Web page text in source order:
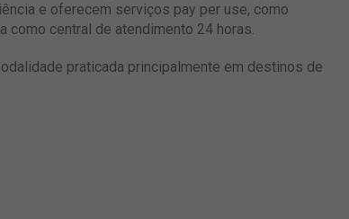
e oferecem serviços pay per use, como
como central de atendimento 24 horas.
praticada principalmente em destinos de